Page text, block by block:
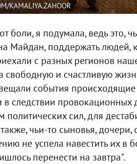
KAMALIYA.ZAHOOR
боли, я подумала, ведь это,
Майдан, поддержать людей,
с разных регионов
свободную и счастливую
события
в следствии провокационных
политических сил, для
чьи-то сыновья,
не успела навестить их в
перенести на завтра".